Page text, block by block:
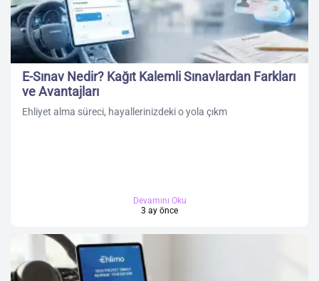
E-Sınav Nedir? Kağıt Kalemli Sınavlardan Farkları
ve Avantajları
Ehliyet alma süreci, hayallerinizdeki o yola çıkm
Devamını Oku
3 ay önce